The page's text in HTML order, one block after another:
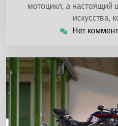
мотоцикл, а настоящий
искусства,
Нет